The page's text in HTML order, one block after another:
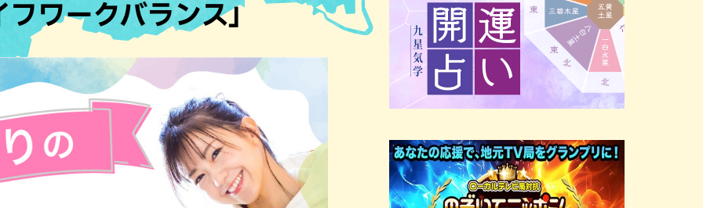
・焼肉 焼鳥・串料理
肉料理 居酒屋・バー
イキング スイーツ
カレー
ガー タコス・タコライス
サウナ 公園
ワークバランス」